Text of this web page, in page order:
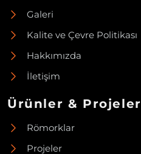
Galeri
Kalite ve Çevre Politikası
Hakkımızda
İletişim
Ürünler & Projeler
Römorklar
Projeler